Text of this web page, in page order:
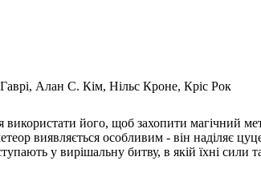
Алан С. Кім, Нільс Кроне, Кріс Рок
використати його, щоб захопити магічний
виявляється особливим - він наділяє
у вирішальну битву, в якій їхні сили